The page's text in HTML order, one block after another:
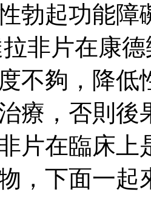
勃起功能
非片在康
不夠，降低
療，否則
片在臨床
，下面一